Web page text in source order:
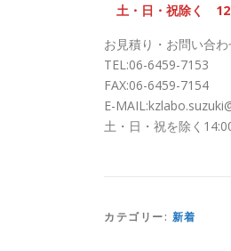
土・日・祝除く 12
お見積り・お問い合
TEL:06-6459-7153
FAX:06-6459-7154
E-
土・日・祝を除く
カテゴリー: 新着